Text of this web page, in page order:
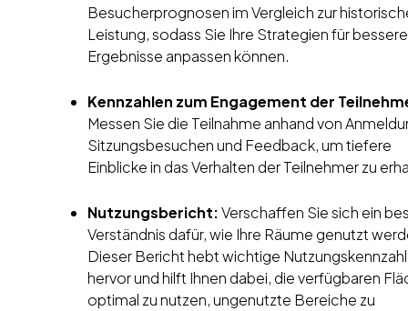
Besucherprognosen im Vergleich zur
Leistung, sodass Sie Ihre Strategien für bessere
Ergebnisse anpassen können.
Kennzahlen zum Engagement der
Messen Sie die Teilnahme anhand von
Sitzungsbesuchen und Feedback, um tiefere
Einblicke in das Verhalten der Teilnehmer zu
Nutzungsbericht:Verschaffen Sie sich ein
Verständnis dafür, wie Ihre Räume genutzt
Dieser Bericht hebt wichtige
hervor und hilft Ihnen dabei, die verfügbaren
optimal zu nutzen, ungenutzte Bereiche zu